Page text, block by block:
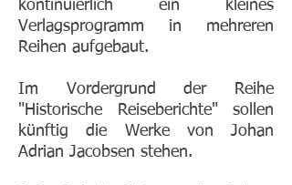
kontinuierlich ein kleines
Verlagsprogramm in mehreren
Reihen aufgebaut.
Im Vordergrund der Reihe
"Historische Reiseberichte" sollen
künftig die Werke von Johan
Adrian Jacobsen stehen.